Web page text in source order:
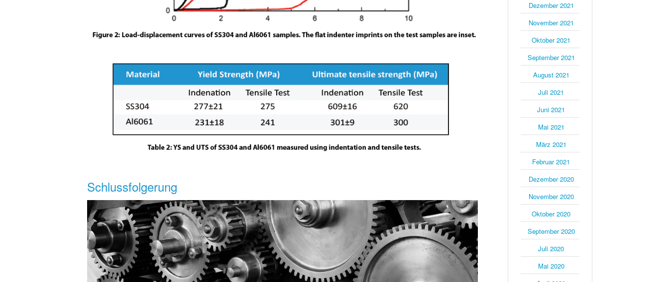
Schlussfolgerung
Dezember 2021
November 2021
Oktober 2021
September 2021
August 2021
Juli 2021
Juni 2021
Mai 2021
März 2021
Februar 2021
Dezember 2020
November 2020
Oktober 2020
September 2020
Juli 2020
Mai 2020